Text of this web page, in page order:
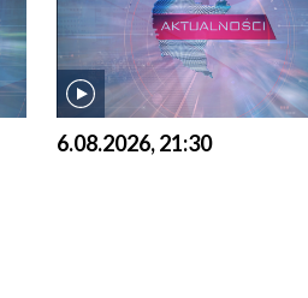
6.08.2026, 21:30